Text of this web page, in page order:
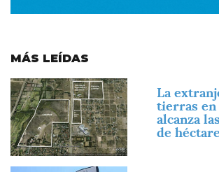
MÁS LEÍDAS
Imagen
La
tierras
alcanza
de